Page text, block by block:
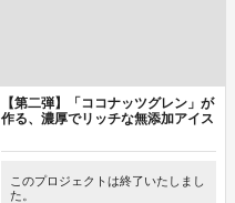
【第二弾】「ココナッツグレン」が
作る、濃厚でリッチな無添加アイス
このプロジェクトは終了いたしまし
た。